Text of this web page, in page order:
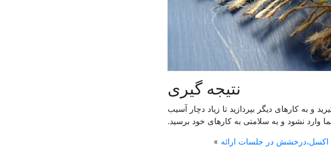
نتیجه گیری
به کارهای دیگر بپردازید تا زیاد دچار آسیب
وارد نشود و به سلامتی به کارهای خود برسید.
اکسل،درخشش در جلسات ارائه »